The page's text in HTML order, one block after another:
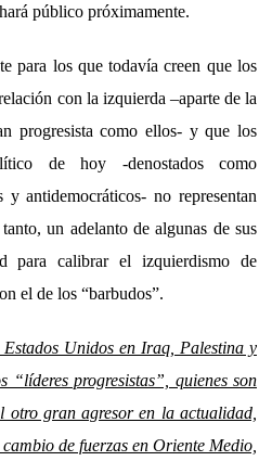
público próximamente.
para los que todavía creen que los
con la izquierda –aparte de la
progresista como ellos- y que los
de hoy -denostados como
y antidemocráticos- no representan
un adelanto de algunas de sus
para calibrar el izquierdismo de
el de los “barbudos”.
Unidos en Iraq, Palestina y
progresistas”, quienes son
otro gran agresor en la actualidad,
de fuerzas en Oriente Medio,